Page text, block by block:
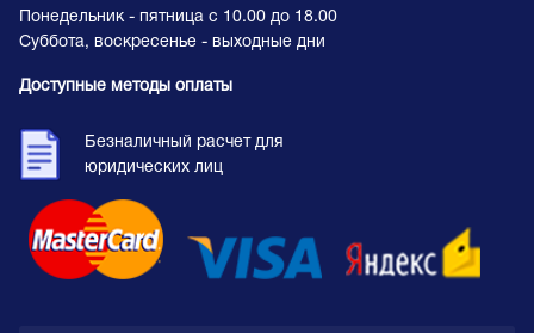
Понедельник - пятница с 10.00 до 18.00
Суббота, воскресенье - выходные дни
Доступные методы оплаты
Безналичный расчет для
юридических лиц